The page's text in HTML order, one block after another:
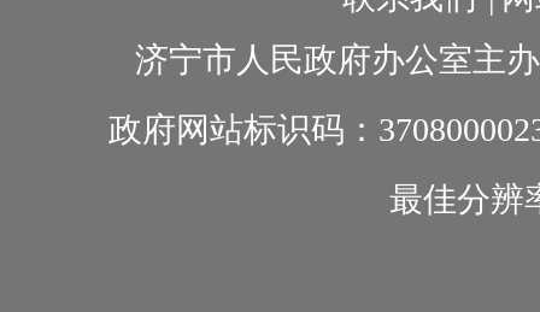
济宁市人民政府办公室主
政府网站标识码：
最佳分辨